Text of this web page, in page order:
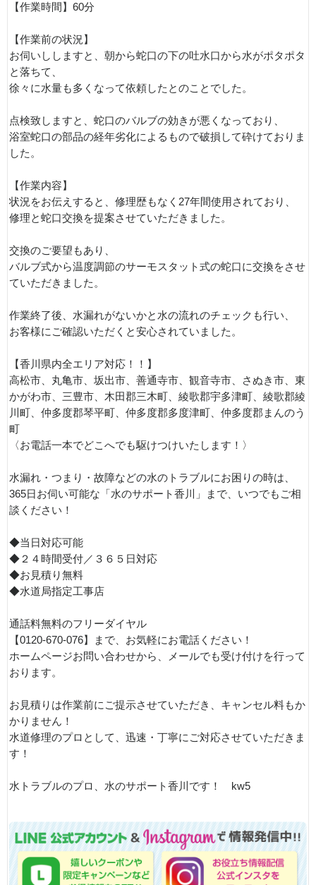
【作業時間】60分
【作業前の状況】
お伺いししますと、朝から蛇口の下の吐水口から水がポタポタ
と落ちて、
徐々に水量も多くなって依頼したとのことでした。
点検致しますと、蛇口のバルブの効きが悪くなっており、
浴室蛇口の部品の経年劣化によるもので破損して砕けておりま
した。
【作業内容】
状況をお伝えすると、修理歴もなく27年間使用されており、
修理と蛇口交換を提案させていただきました。
交換のご要望もあり、
バルブ式から温度調節のサーモスタット式の蛇口に交換をさせ
ていただきました。
作業終了後、水漏れがないかと水の流れのチェックも行い、
お客様にご確認いただくと安心されていました。
【香川県内全エリア対応！！】
高松市、丸亀市、坂出市、善通寺市、観音寺市、さぬき市、東
かがわ市、三豊市、木田郡三木町、綾歌郡宇多津町、綾歌郡綾
川町、仲多度郡琴平町、仲多度郡多度津町、仲多度郡まんのう
町
〈お電話一本でどこへでも駆けつけいたします！〉
水漏れ・つまり・故障などの水のトラブルにお困りの時は、
365日お伺い可能な「水のサポート香川」まで、いつでもご相
談ください！
◆当日対応可能
◆２４時間受付／３６５日対応
◆お見積り無料
◆水道局指定工事店
通話料無料のフリーダイヤル
【0120-670-076】まで、お気軽にお電話ください！
ホームページお問い合わせから、メールでも受け付けを行って
おります。
お見積りは作業前にご提示させていただき、キャンセル料もか
かりません！
水道修理のプロとして、迅速・丁寧にご対応させていただきま
す！
水トラブルのプロ、水のサポート香川です！ kw5